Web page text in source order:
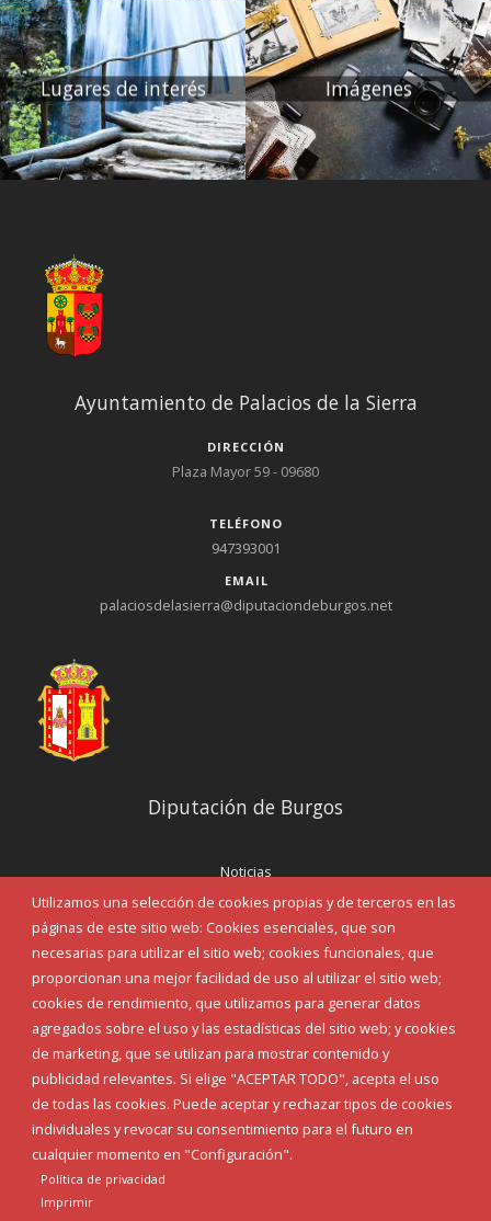
Lugares de interés Imágenes
Utilizamos una selección de cookies propias y de terceros en las
páginas de este sitio web: Cookies esenciales, que son
necesarias para utilizar el sitio web; cookies funcionales, que
proporcionan una mejor facilidad de uso al utilizar el sitio web;
cookies de rendimiento, que utilizamos para generar datos
agregados sobre el uso y las estadísticas del sitio web; y cookies
de marketing, que se utilizan para mostrar contenido y
publicidad relevantes. Si elige "ACEPTAR TODO", acepta el uso
de todas las cookies. Puede aceptar y rechazar tipos de cookies
individuales y revocar su consentimiento para el futuro en
cualquier momento en "Configuración".
Política de privacidad
Imprimir
Ayuntamiento de Palacios de la Sierra
DIRECCIÓN
Plaza Mayor 59 - 09680
TELÉFONO
947393001
EMAIL
palaciosdelasierra@diputaciondeburgos.net
Diputación de Burgos
Noticias
Eventos
Corporación Municipal
Teléfonos de interés
INICIAR SESIÓN
MAPA WEB